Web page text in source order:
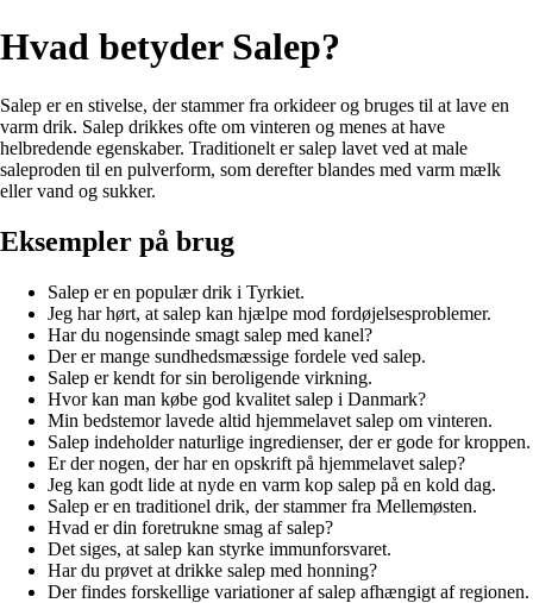
Hvad betyder Salep?
Salep er en stivelse, der stammer fra orkideer og bruges til at lave en
varm drik. Salep drikkes ofte om vinteren og menes at have
helbredende egenskaber. Traditionelt er salep lavet ved at male
saleproden til en pulverform, som derefter blandes med varm mælk
eller vand og sukker.
Eksempler på brug
Salep er en populær drik i Tyrkiet.
Jeg har hørt, at salep kan hjælpe mod fordøjelsesproblemer.
Har du nogensinde smagt salep med kanel?
Der er mange sundhedsmæssige fordele ved salep.
Salep er kendt for sin beroligende virkning.
Hvor kan man købe god kvalitet salep i Danmark?
Min bedstemor lavede altid hjemmelavet salep om vinteren.
Salep indeholder naturlige ingredienser, der er gode for kroppen.
Er der nogen, der har en opskrift på hjemmelavet salep?
Jeg kan godt lide at nyde en varm kop salep på en kold dag.
Salep er en traditionel drik, der stammer fra Mellemøsten.
Hvad er din foretrukne smag af salep?
Det siges, at salep kan styrke immunforsvaret.
Har du prøvet at drikke salep med honning?
Der findes forskellige variationer af salep afhængigt af regionen.